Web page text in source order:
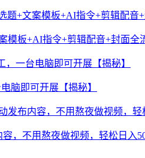
模板+AI指令+剪辑配音+封面全
脑即可开展【揭秘】
，不用熬夜做视频，轻松日入